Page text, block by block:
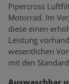
Pipercross
Motorrad. Im
diese einen
Leistung
wesentlichen
mit den
Auswaschbar